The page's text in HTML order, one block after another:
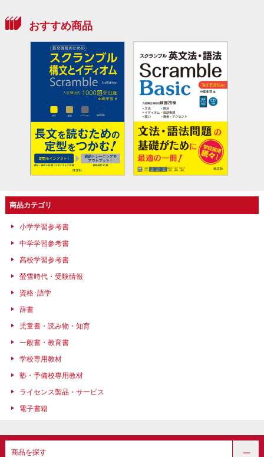
おすすめ商品
商品カテゴリ
小学学習参考書
中学学習参考書
高校学習参考書
螢雪時代・受験情報
資格･語学
辞書
児童書・読み物・知育
一般書・教育書
学校専用教材
塾・予備校専用教材
ライセンス製品・サービス
電子書籍
商品を探す